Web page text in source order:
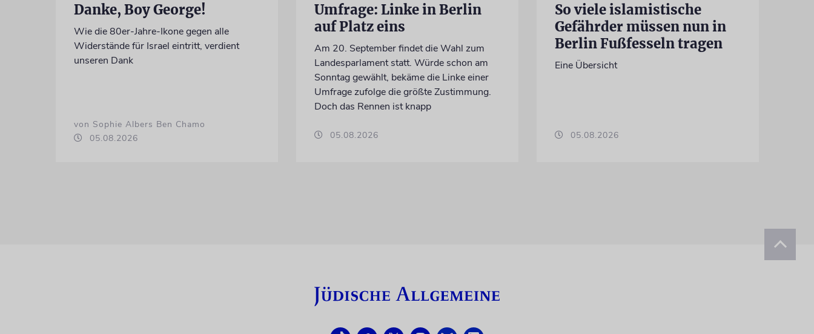
Danke, Boy George!
Wie die 80er-Jahre-Ikone gegen alle
Widerstände für Israel eintritt, verdient
unseren Dank
von Sophie Albers Ben Chamo
05.08.2026
Umfrage: Linke in Berlin
auf Platz eins
Am 20. September findet die Wahl zum
Landesparlament statt. Würde schon am
Sonntag gewählt, bekäme die Linke einer
Umfrage zufolge die größte Zustimmung.
Doch das Rennen ist knapp
05.08.2026
So viele islamistische
Gefährder müssen nun in
Berlin Fußfesseln tragen
Eine Übersicht
05.08.2026